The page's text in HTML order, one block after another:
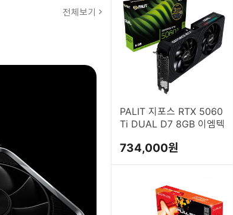
전체보기
PALIT 지포스 RTX 5060
Ti DUAL D7 8GB 이엠텍
734,000원